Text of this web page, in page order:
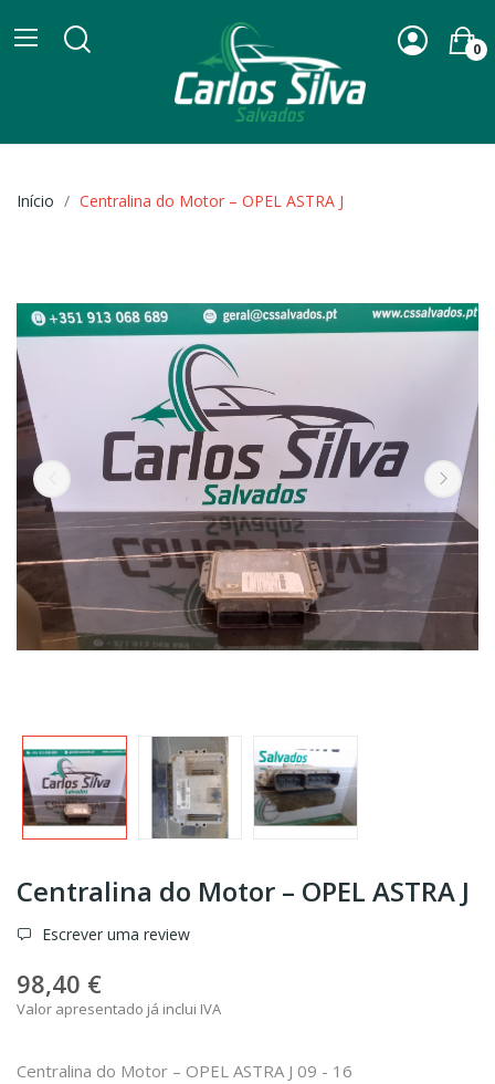
0
Início Centralina do Motor – OPEL ASTRA J
Centralina do Motor – OPEL ASTRA J
Escrever uma review
98,40 €
Valor apresentado já inclui IVA
Centralina do Motor – OPEL ASTRA J 09 - 16